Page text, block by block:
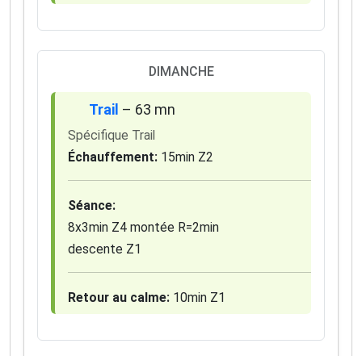
DIMANCHE
Trail – 63 mn
Spécifique Trail
Échauffement: 15min Z2
Séance:
8x3min Z4 montée R=2min
descente Z1
Retour au calme: 10min Z1